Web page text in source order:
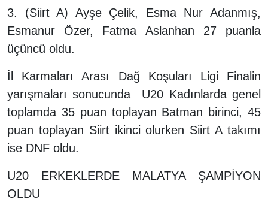
3. (Siirt A) Ayşe Çelik, Esma Nur Adanmış,
Esmanur Özer, Fatma Aslanhan 27 puanla
üçüncü oldu.
İl Karmaları Arası Dağ Koşuları Ligi Finalin
yarışmaları sonucunda U20 Kadınlarda genel
toplamda 35 puan toplayan Batman birinci, 45
puan toplayan Siirt ikinci olurken Siirt A takımı
ise DNF oldu.
U20 ERKEKLERDE MALATYA ŞAMPİYON
OLDU